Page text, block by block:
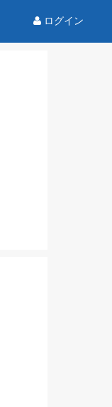
ログイン